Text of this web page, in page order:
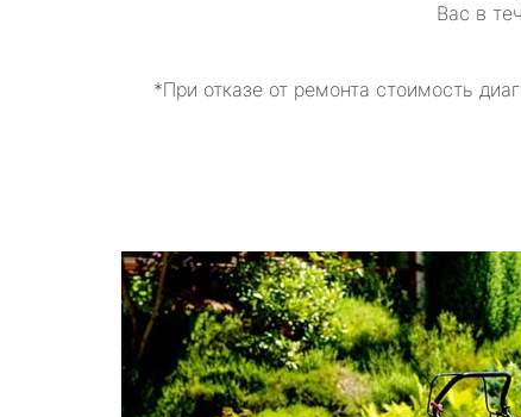
Вас в
*При отказе от ремонта стоимость